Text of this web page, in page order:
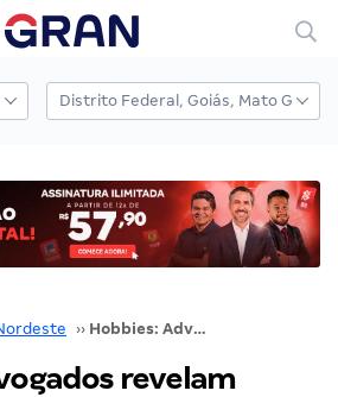
›› Hobbies: Advogados revelam paixões fora do trabalho
revelam